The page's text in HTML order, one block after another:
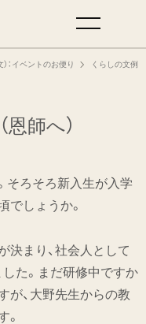
：イベントのお便り くらしの文例（
恩師へ）
そろそろ新入生が入学
でしょうか。
決まり、社会人として
た。まだ研修中ですか
が、大野先生からの教
。